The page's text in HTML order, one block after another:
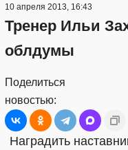
10 апреля 2013, 16:43
Тренер Ильи
облдумы
Поделиться
новостью:
Наградить